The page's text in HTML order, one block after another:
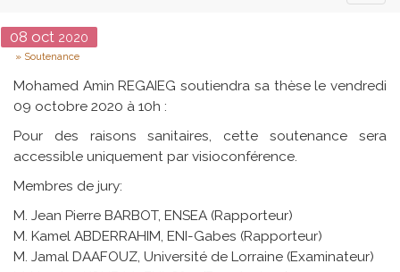
Date
08 oct 2020
Type
Soutenance
Mohamed Amin REGAIEG soutiendra sa thèse le vendredi
09 octobre 2020 à 10h :
Pour des raisons sanitaires, cette soutenance sera
accessible uniquement par visioconférence.
Membres de jury:
M. Jean Pierre BARBOT, ENSEA (Rapporteur)
M. Kamel ABDERRAHIM, ENI-Gabes (Rapporteur)
M. Jamal DAAFOUZ, Université de Lorraine (Examinateur)